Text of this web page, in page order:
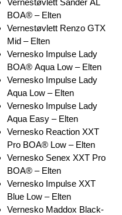
Vernestøvlett Sander AL
BOA® – Elten
Vernestøvlett Renzo GTX
Mid – Elten
Vernesko Impulse Lady
BOA® Aqua Low – Elten
Vernesko Impulse Lady
Aqua Low – Elten
Vernesko Impulse Lady
Aqua Easy – Elten
Vernesko Reaction XXT
Pro BOA® Low – Elten
Vernesko Senex XXT Pro
BOA® – Elten
Vernesko Impulse XXT
Blue Low – Elten
Vernesko Maddox Black-